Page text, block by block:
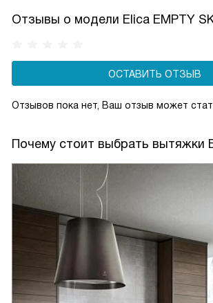
Отзывы о модели Elica EMPTY
ОСТАВИТЬ ОТЗЫВ
Отзывов пока нет, Ваш отзыв может
Почему стоит выбрать вытяжки